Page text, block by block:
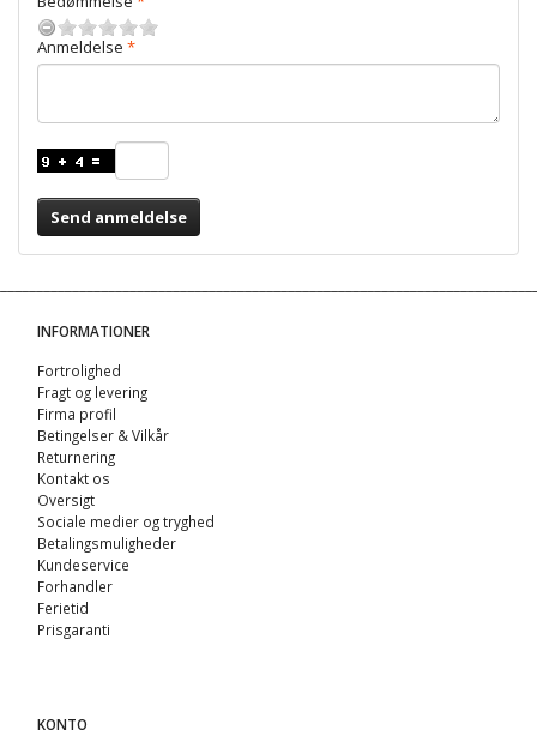
Anmeldelse
Send anmeldelse
INFORMATIONER
Fortrolighed
Fragt og levering
Firma profil
Betingelser & Vilkår
Returnering
Kontakt os
Oversigt
Sociale medier og tryghed
Betalingsmuligheder
Kundeservice
Forhandler
Ferietid
Prisgaranti
KONTO